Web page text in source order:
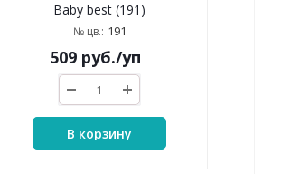
Baby best (191)
№ цв.: 191
509руб./уп
В корзину